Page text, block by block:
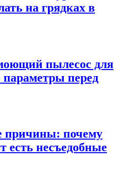
на грядках в
пылесос для
перед
причины: почему
есть несъедобные